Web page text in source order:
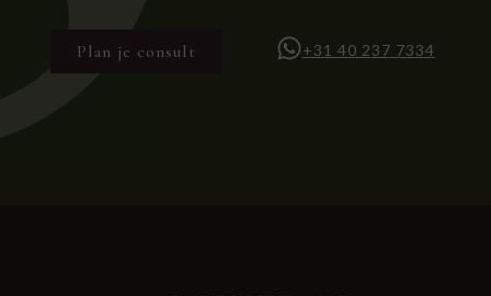
Plan je consult +31 40 237 7334